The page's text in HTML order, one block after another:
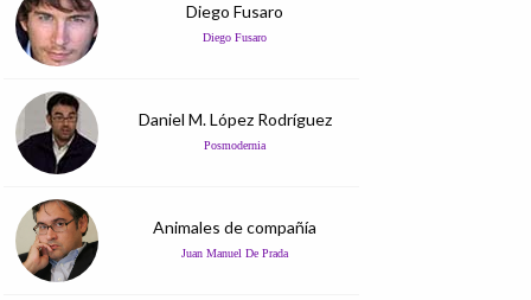
Diego Fusaro
Diego Fusaro
Daniel M. López Rodríguez
Posmodernia
Animales de compañía
Juan Manuel De Prada